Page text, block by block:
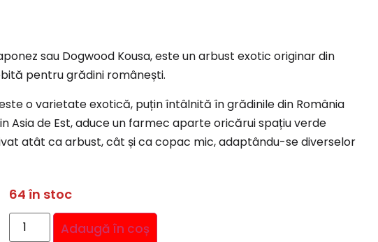
sau Dogwood Kousa, este un arbust exotic originar din
pentru grădini românești.
o varietate exotică, puțin întâlnită în grădinile din România
Asia de Est, aduce un farmec aparte oricărui spațiu verde
atât ca arbust, cât și ca copac mic, adaptându-se diverselor
64 în stoc
Adaugă în coș